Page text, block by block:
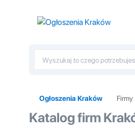
Ogłoszenia Kraków Firmy
Katalog firm